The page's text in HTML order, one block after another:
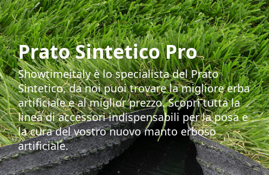
Prato Sintetico Pro
Showtimeitaly è lo specialista del Prato
Sintetico, da noi puoi trovare la migliore erba
artificiale e al miglior prezzo. Scopri tutta la
linea di accessori indispensabili per la posa e
la cura del vostro nuovo manto erboso
artificiale.